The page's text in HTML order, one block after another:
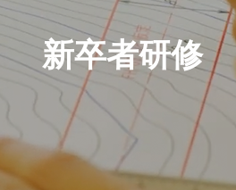
新卒者研修